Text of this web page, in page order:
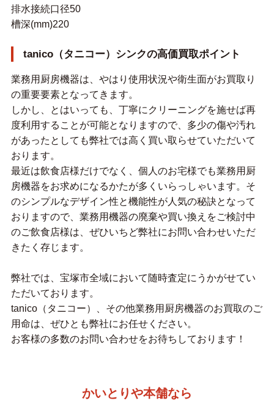
排水接続口径50
槽深(mm)220
tanico（タニコー）シンクの高価買取ポイント
業務用厨房機器は、やはり使用状況や衛生面がお買取り
の重要要素となってきます。
しかし、とはいっても、丁寧にクリーニングを施せば再
度利用することが可能となりますので、多少の傷や汚れ
があったとしても弊社では高く買い取らせていただいて
おります。
最近は飲食店様だけでなく、個人のお宅様でも業務用厨
房機器をお求めになるかたが多くいらっしゃいます。そ
のシンプルなデザイン性と機能性が人気の秘訣となって
おりますので、業務用機器の廃棄や買い換えをご検討中
のご飲食店様は、ぜひいちど弊社にお問い合わせいただ
きたく存じます。
弊社では、宝塚市全域において随時査定にうかがせてい
ただいております。
tanico（タニコー）、その他業務用厨房機器のお買取のご
用命は、ぜひとも弊社にお任せください。
お客様の多数のお問い合わせをお待ちしております！
かいとりや本舗なら